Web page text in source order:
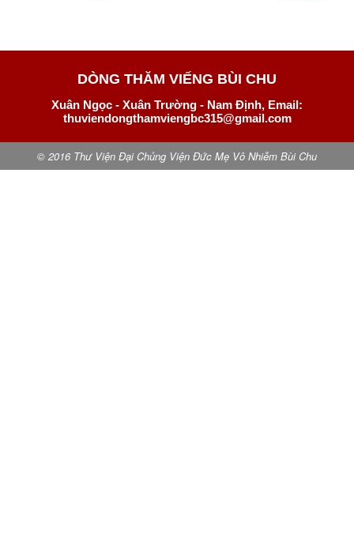
DÒNG THĂM VIẾNG BÙI CHU
Xuân Ngọc - Xuân Trường - Nam Định, Email:
thuviendongthamviengbc315@gmail.com
© 2016 Thư Viện Đại Chủng Viện Đức Mẹ Vô Nhiễm Bùi Chu